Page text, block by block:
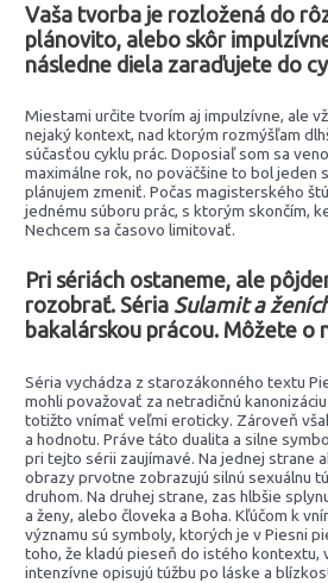
Vaša tvorba je rozložená do
plánovito, alebo skôr
následne diela zaraďujete do
Miestami určite tvorím aj impulzívne, ale
nejaký kontext, nad ktorým rozmýšľam
súčasťou cyklu prác. Doposiaľ som sa
maximálne rok, no poväčšine to bol jeden
plánujem zmeniť. Počas magisterského
jednému súboru prác, s ktorým skončím,
Nechcem sa časovo limitovať.
Pri sériách ostaneme, ale
rozobrať. Séria Sulamit a
bakalárskou prácou. Môžete o
Séria vychádza z starozákonného textu
mohli považovať za netradičnú
totižto vnímať veľmi eroticky. Zároveň
a hodnotu. Práve táto dualita a silne
pri tejto sérii zaujímavé. Na jednej strane
obrazy prvotne zobrazujú silnú sexuálnu
druhom. Na druhej strane, zas hlbšie
a ženy, alebo človeka a Boha. Kľúčom k
významu sú symboly, ktorých je v Piesni
toho, že kladú pieseň do istého kontextu,
intenzívne opisujú túžbu po láske a